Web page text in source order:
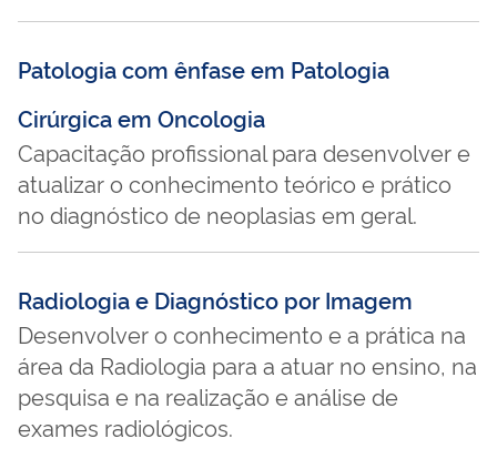
Patologia com ênfase em Patologia
Cirúrgica em Oncologia
Capacitação profissional para desenvolver e
atualizar o conhecimento teórico e prático
no diagnóstico de neoplasias em geral.
Radiologia e Diagnóstico por Imagem
Desenvolver o conhecimento e a prática na
área da Radiologia para a atuar no ensino, na
pesquisa e na realização e análise de
exames radiológicos.